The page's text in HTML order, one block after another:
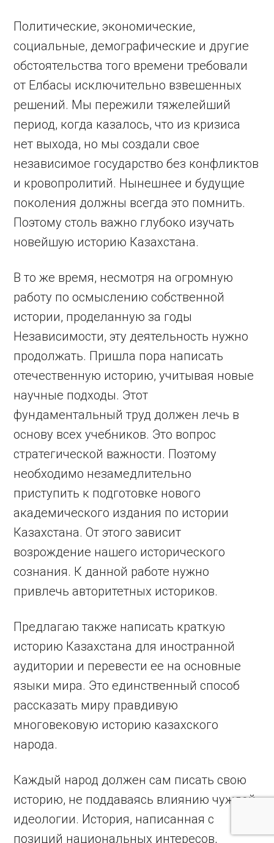
Политические, экономические,
социальные, демографические и другие
обстоятельства того времени требовали
от Елбасы исключительно взвешенных
решений. Мы пережили тяжелейший
период, когда казалось, что из кризиса
нет выхода, но мы создали свое
независимое государство без конфликтов
и кровопролитий. Нынешнее и будущие
поколения должны всегда это помнить.
Поэтому столь важно глубоко изучать
новейшую историю Казахстана.
В то же время, несмотря на огромную
работу по осмыслению собственной
истории, проделанную за годы
Независимости, эту деятельность нужно
продолжать. Пришла пора написать
отечественную историю, учитывая новые
научные подходы. Этот
фундаментальный труд должен лечь в
основу всех учебников. Это вопрос
стратегической важности. Поэтому
необходимо незамедлительно
приступить к подготовке нового
академического издания по истории
Казахстана. От этого зависит
возрождение нашего исторического
сознания. К данной работе нужно
привлечь авторитетных историков.
Предлагаю также написать краткую
историю Казахстана для иностранной
аудитории и перевести ее на основные
языки мира. Это единственный способ
рассказать миру правдивую
многовековую историю казахского
народа.
Каждый народ должен сам писать свою
историю, не поддаваясь влиянию чуждой
идеологии. История, написанная с
позиций национальных интересов,